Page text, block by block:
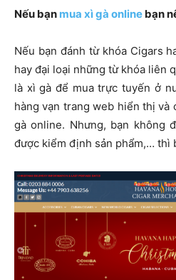
Nếu bạn mua xì gà online bạn
Nếu bạn đánh từ khóa Cigars
hay đại loại những từ khóa liên
là xì gà để mua trực tuyến ở
hàng vạn trang web hiển thị và
gà online. Nhưng, bạn không
được kiểm định sản phẩm,… thì